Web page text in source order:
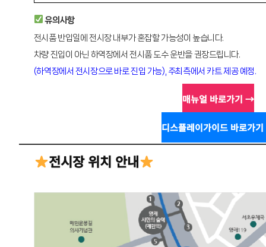
유의사항
전시품 반입일에 전시장 내부가 혼잡할 가능성이 높습니다.
차량 진입이 아닌 하역장에서 전시품 도수 운반을 권장드립니다.
(하역장에서 전시장으로 바로 진입 가능), 주최측에서 카트 제공 예정.
매뉴얼 바로가기 →
디스플레이가이드 바로가
전시장 위치 안내